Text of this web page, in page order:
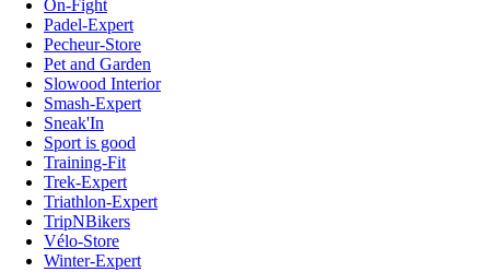
On-Fight
Padel-Expert
Pecheur-Store
Pet and Garden
Slowood Interior
Smash-Expert
Sneak'In
Sport is good
Training-Fit
Trek-Expert
Triathlon-Expert
TripNBikers
Vélo-Store
Winter-Expert